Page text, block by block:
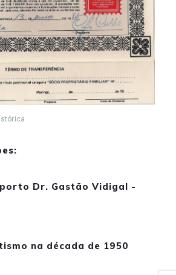
Dr. Gastão Vidigal -
na década de 1950